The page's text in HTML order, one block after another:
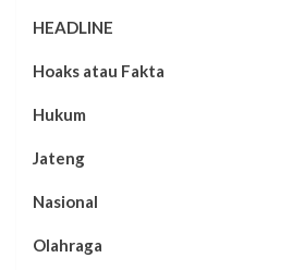
HEADLINE
Hoaks atau Fakta
Hukum
Jateng
Nasional
Olahraga